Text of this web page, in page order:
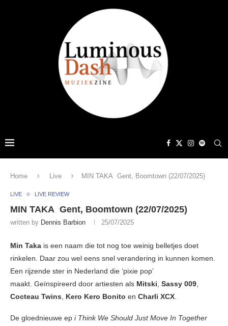
Home Live MIN TAKA Gent, Boomtown (22/07/2025)
LIVE LIVE REVIEW
MIN TAKA Gent, Boomtown (22/07/2025)
written by Dennis Barbion 25/07/2025
Min Taka is een naam die tot nog toe weinig belletjes doet
rinkelen. Daar zou wel eens snel verandering in kunnen komen.
Een rijzende ster in Nederland die ‘pixie pop’
maakt. Geïnspireerd door artiesten als Mitski, Sassy 009,
Cocteau Twins, Kero Kero Bonito en Charli XCX.
De gloednieuwe ep i Think We Should Just Move In Together